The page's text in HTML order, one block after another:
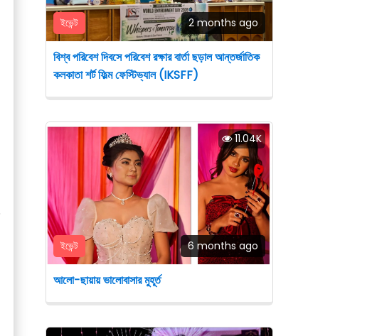
ইভেন্ট 2 months ago
বিশ্ব পরিবেশ দিবসে পরিবেশ রক্ষার বার্তা ছড়াল আন্তর্জাতিক
কলকাতা শর্ট ফিল্ম ফেস্টিভ্যাল (IKSFF)
11.04K
ইভেন্ট 6 months ago
আলো-ছায়ায় ভালোবাসার মুহূর্ত